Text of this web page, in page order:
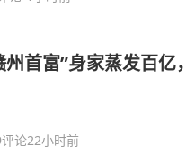
州首富”身家蒸发百
论22小时前